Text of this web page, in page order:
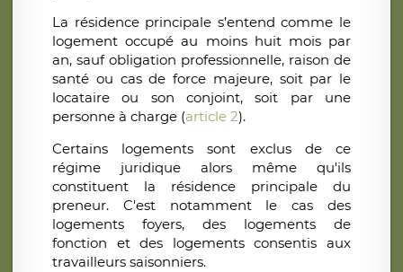
La résidence principale s’entend comme le
logement occupé au moins huit mois par
an, sauf obligation professionnelle, raison de
santé ou cas de force majeure, soit par le
locataire ou son conjoint, soit par une
personne à charge (article 2).
Certains logements sont exclus de ce
régime juridique alors même qu'ils
constituent la résidence principale du
preneur. C'est notamment le cas des
logements foyers, des logements de
fonction et des logements consentis aux
travailleurs saisonniers.